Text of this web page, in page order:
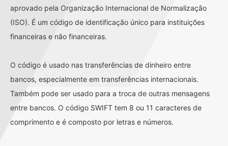
aprovado pela Organização Internacional de Normalização
(ISO). É um código de identificação único para instituições
financeiras e não financeiras.
O código é usado nas transferências de dinheiro entre
bancos, especialmente em transferências internacionais.
Também pode ser usado para a troca de outras mensagens
entre bancos. O código SWIFT tem 8 ou 11 caracteres de
comprimento e é composto por letras e números.